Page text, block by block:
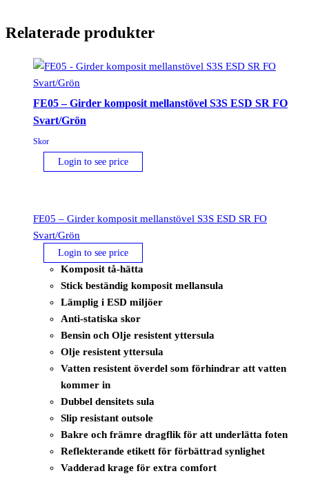
Relaterade produkter
FE05 – Girder komposit mellanstövel S3S ESD SR FO
Svart/Grön
Skor
Login to see price
FE05 – Girder komposit mellanstövel S3S ESD SR FO
Svart/Grön
Login to see price
Komposit tå-hätta
Stick beständig komposit mellansula
Lämplig i ESD miljöer
Anti-statiska skor
Bensin och Olje resistent yttersula
Olje resistent yttersula
Vatten resistent överdel som förhindrar att vatten
kommer in
Dubbel densitets sula
Slip resistant outsole
Bakre och främre dragflik för att underlätta foten
Reflekterande etikett för förbättrad synlighet
Vadderad krage för extra comfort